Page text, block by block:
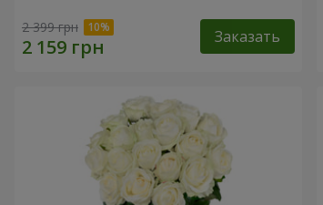
2 399 грн Заказать